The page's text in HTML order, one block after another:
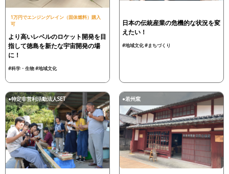
1万円でエンジングレイン（固体燃料）購入
可
より高いレベルのロケット開発を目
指して徳島を新たな宇宙開発の場
に！
#科学・生物#地域文化
日本の伝統産業の危機的な状況を変
えたい！
#地域文化#まちづくり
●特定非営利活動法人SET ●若州窯